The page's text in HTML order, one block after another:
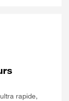
rapide,